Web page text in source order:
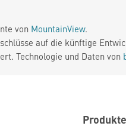
von MountainView.
auf die künftige
Technologie und Daten von
Produkte